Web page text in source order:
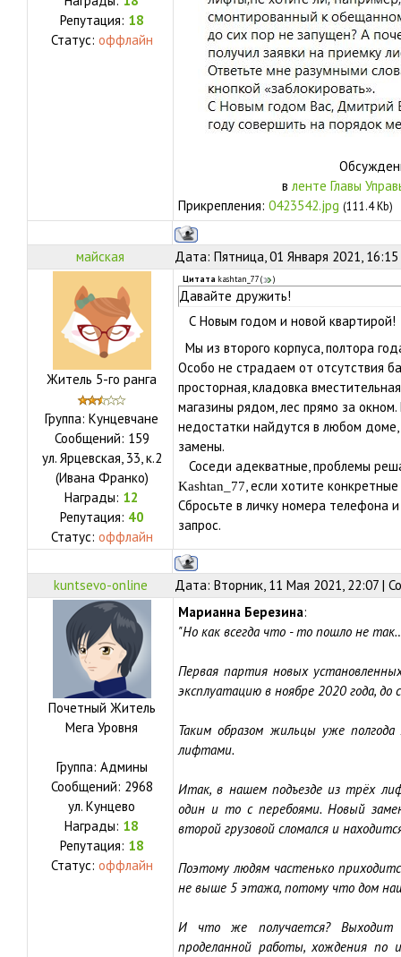
Репутация: 18
Статус: оффлайн
в ленте Главы
Прикрепления: 0423542.jpg (111.4 Kb)
майская Дата: Пятница, 01 Января 2021,
Житель 5-го ранга
Группа: Кунцевчане
Сообщений: 159
ул. Ярцевская, 33, к.2
(Ивана Франко)
Награды: 12
Репутация: 40
Статус: оффлайн
Цитата kashtan_77( )
Давайте дружить!
С Новым годом и новой квартирой!
Мы из второго корпуса, полтора
Особо не страдаем от отсутствия
просторная, кладовка
магазины рядом, лес прямо за
недостатки найдутся в любом
замены.
Соседи адекватные, проблемы
Kashtan_77, если хотите
Сбросьте в личку номера телефона
запрос.
kuntsevo-online Дата: Вторник, 11 Мая 2021, 22:07 |
Почетный Житель
Мега Уровня
Группа: Админы
Сообщений: 2968
ул. Кунцево
Награды: 18
Репутация: 18
Статус: оффлайн
Марианна Березина:
"Но как всегда что - то пошло не
Первая партия новых
эксплуатацию в ноябре 2020 года, до
Таким образом жильцы уже
лифтами.
Итак, в нашем подъезде из трёх
один и то с перебоями. Новый
второй грузовой сломался и
Поэтому людям частенько
не выше 5 этажа, потому что дом
И что же получается? Выходит
проделанной работы, хождения по